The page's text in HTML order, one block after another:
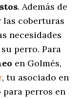
. Además de
coberturas
necesidades
perro. Para
en Golmés,
, tu asociado en
perros en